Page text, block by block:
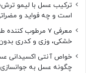
ترکیب عسل با لیمو
است و چه فواید و
معرفی 7 مرطوب
خشکی، وزی و کدری
خواص آنتی اکسیدانی
چگونه عسل به